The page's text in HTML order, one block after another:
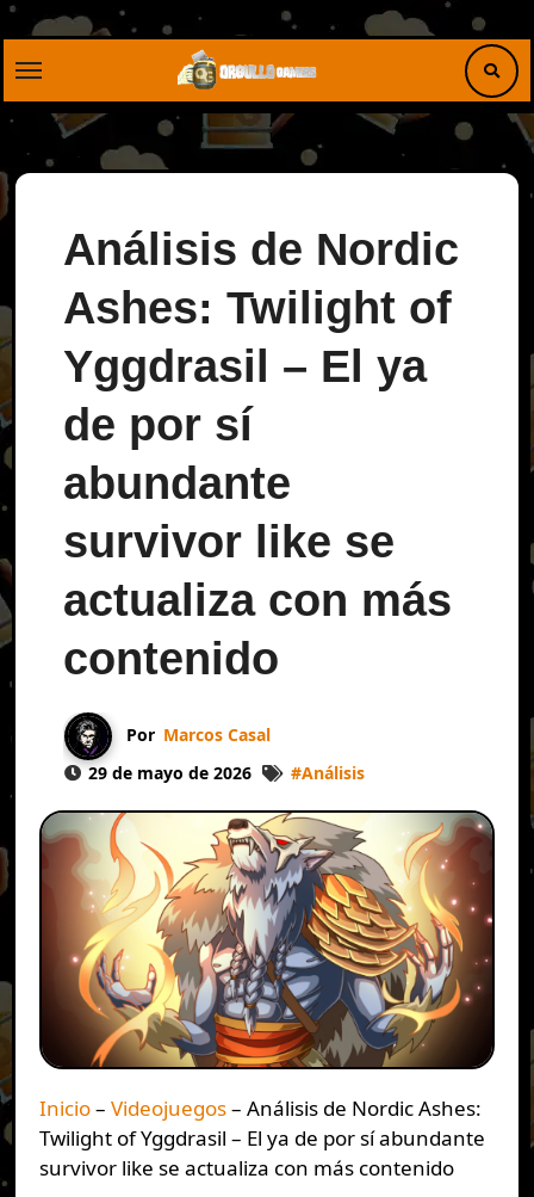
Saltar
Análisis de Nordic
Ashes: Twilight of
Yggdrasil – El ya
de por sí
abundante
survivor like se
actualiza con más
contenido
Por Marcos Casal
29 de mayo de 2026
#Análisis
Inicio– Videojuegos– Análisis de Nordic Ashes:
Twilight of Yggdrasil – El ya de por sí abundante
survivor like se actualiza con más contenido